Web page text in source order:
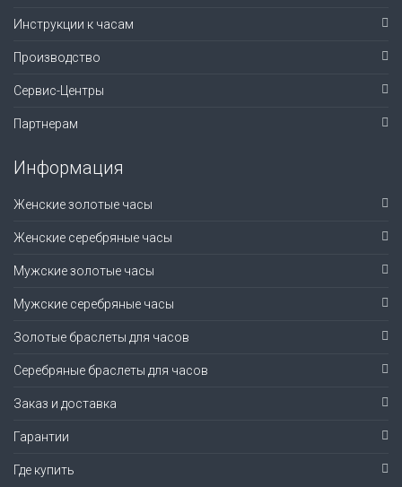
Инструкции к часам
Производство
Сервис-Центры
Партнерам
Информация
Женские золотые часы
Женские серебряные часы
Мужские золотые часы
Мужские серебряные часы
Золотые браслеты для часов
Серебряные браслеты для часов
Заказ и доставка
Гарантии
Где купить